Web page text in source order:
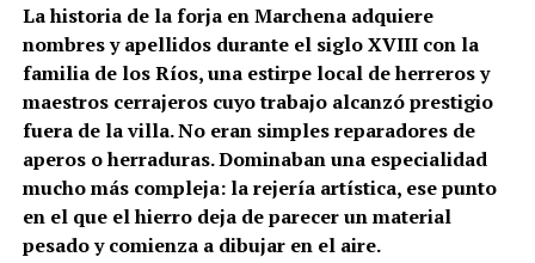
La historia de la forja en Marchena adquiere
nombres y apellidos durante el siglo XVIII con la
familia de los Ríos, una estirpe local de herreros y
maestros cerrajeros cuyo trabajo alcanzó prestigio
fuera de la villa. No eran simples reparadores de
aperos o herraduras. Dominaban una especialidad
mucho más compleja: la rejería artística, ese punto
en el que el hierro deja de parecer un material
pesado y comienza a dibujar en el aire.